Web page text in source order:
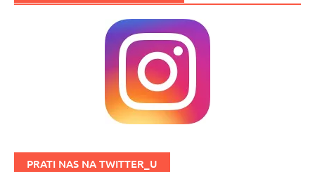
PRATI NAS NA TWITTER_U